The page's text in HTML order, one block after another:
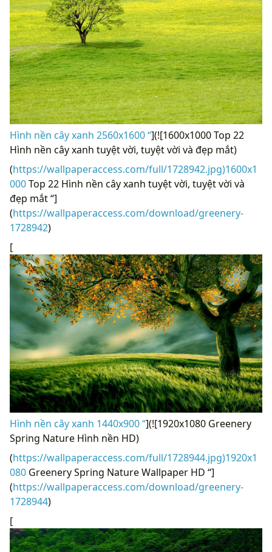
Hình nền cây xanh 2560x1600 “](![1600x1000 Top 22
Hình nền cây xanh tuyệt vời, tuyệt vời và đẹp mắt)
(https://wallpaperaccess.com/full/1728942.jpg)1600x1
000Top 22 Hình nền cây xanh tuyệt vời, tuyệt vời và
đẹp mắt “]
(https://wallpaperaccess.com/download/greenery-
1728942)
[
Hình nền cây xanh 1440x900 “](![1920x1080 Greenery
Spring Nature Hình nền HD)
(https://wallpaperaccess.com/full/1728944.jpg)1920x1
080 Greenery Spring Nature Wallpaper HD “]
(https://wallpaperaccess.com/download/greenery-
1728944)
[